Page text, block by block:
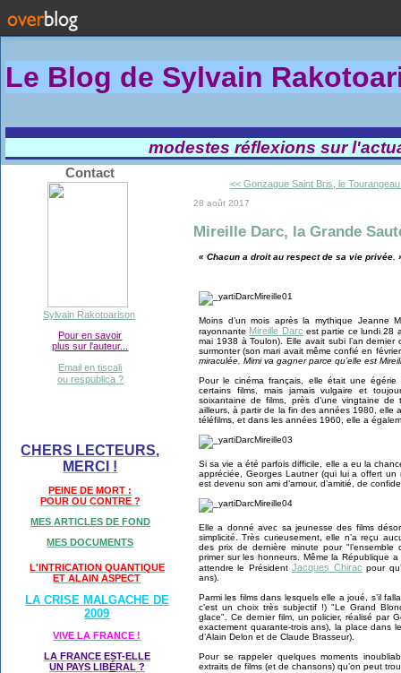
Le Blog de Sylvain Rakotoa
modestes réflexions sur
Contact
Sylvain Rakotoarison
Pour en savoir
plus sur l'auteur...
Email en tiscali
ou respublica ?
CHERS LECTEURS,
MERCI !
PEINE DE MORT :
POUR OU CONTRE ?
MES ARTICLES DE FOND
MES DOCUMENTS
L'INTRICATION QUANTIQUE
ET ALAIN ASPECT
LA CRISE MALGACHE DE
2009
VIVE LA FRANCE !
LA FRANCE EST-ELLE
UN PAYS LIBÉRAL ?
<< Gonzague Saint Bris, le
28 août 2017
Mireille Darc, la Grande
« Chacun a droit au respect de sa vie privée.
Moins d’un mois après la mythique Jeanne
rayonnante Mireille Darc est partie ce lundi 28
mai 1938 à Toulon). Elle avait subi l’an
surmonter (son mari avait même confié en
miraculée, Mimi va gagner parce qu’elle est
Pour le cinéma français, elle était une
certains films, mais jamais vulgaire et
soixantaine de films, près d’une vingtaine
ailleurs, à partir de la fin des années 1980, elle
téléfilms, et dans les années 1960, elle a
Si sa vie a été parfois difficile, elle a eu la
appréciée, Georges Lautner (qui lui a offert
est devenu son ami d’amour, d’amitié, de
Elle a donné avec sa jeunesse des films
simplicité. Très curieusement, elle n’a reçu
des prix de dernière minute pour
primer sur les honneurs. Même la République
attendre le PrésidentJacques Chirac pour
ans).
Parmi les films dans lesquels elle a joué, s’il
c’est un choix très subjectif !) "Le Grand
glace". Ce dernier film, un policier, réalisé par
exactement quarante-trois ans), la place dans
d’Alain Delon et de Claude Brasseur).
Pour se rappeler quelques moments
extraits de films (et de chansons) qu’on peut